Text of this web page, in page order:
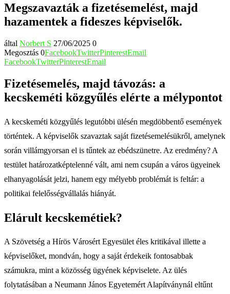
Megszavazták a fizetésemelést, majd
hazamentek a fideszes képviselők.
által Norbert S 27/06/2025 0
Megosztás 0FacebookTwitterPinterestEmail
FacebookTwitterPinterestEmail
Fizetésemelés, majd távozás: a
kecskeméti közgyűlés elérte a mélypontot
A kecskeméti közgyűlés legutóbbi ülésén megdöbbentő események
történtek. A képviselők szavaztak saját fizetésemelésükről, amelynek
során villámgyorsan el is tűntek az ebédszünetre. Az eredmény? A
testület határozatképtelenné vált, ami nem csupán a város ügyeinek
elhanyagolását jelzi, hanem egy mélyebb problémát is feltár: a
politikai felelősségvállalás hiányát.
Elárult kecskemétiek?
A Szövetség a Hírös Városért Egyesület éles kritikával illette a
képviselőket, mondván, hogy a saját érdekeik fontosabbak
számukra, mint a közösség ügyének képviselete. Az ülés
folytatásában a Neumann János Egyetemért Alapítványnál eltűnt